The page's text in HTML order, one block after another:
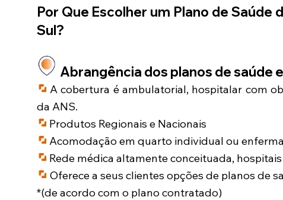
Por Que Escolher um Plano de Saúde
Sul?
Abrangência dos planos de saúde
A cobertura é ambulatorial, hospitalar com
da ANS.
Produtos Regionais e Nacionais
Acomodação em quarto individual ou
Rede médica altamente conceituada,
Oferece a seus clientes opções de planos de
*(de acordo com o plano contratado)